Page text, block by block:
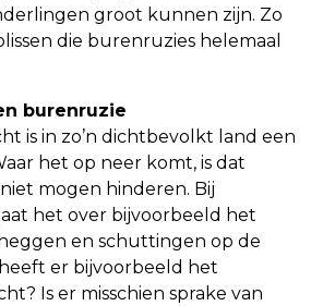
groot kunnen zijn. Zo
die burenruzies helemaal
burenruzie
is in zo’n dichtbevolkt land een
het op neer komt, is dat
mogen hinderen. Bij
het over bijvoorbeeld het
en schuttingen op de
er bijvoorbeeld het
Is er misschien sprake van